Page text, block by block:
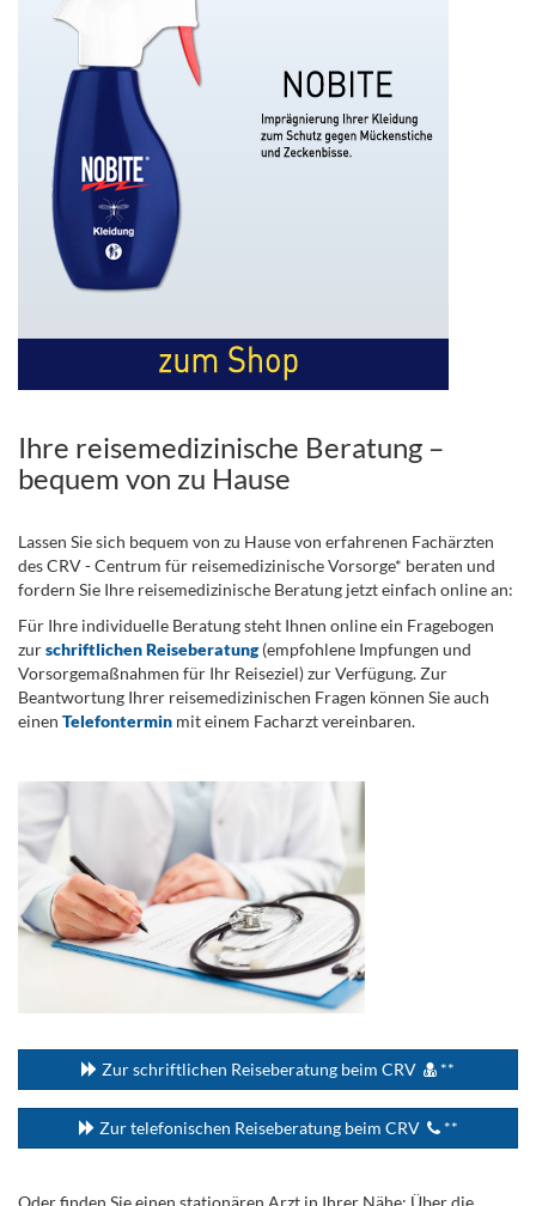
Ihre reisemedizinische Beratung –
bequem von zu Hause
Lassen Sie sich bequem von zu Hause von erfahrenen Fachärzten
des CRV - Centrum für reisemedizinische Vorsorge* beraten und
fordern Sie Ihre reisemedizinische Beratung jetzt einfach online an:
Für Ihre individuelle Beratung steht Ihnen online ein Fragebogen
zurschriftlichen Reiseberatung(empfohlene Impfungen und
Vorsorgemaßnahmen für Ihr Reiseziel) zur Verfügung. Zur
Beantwortung Ihrer reisemedizinischen Fragen können Sie auch
einen Telefontermin mit einem Facharzt vereinbaren.
Zur schriftlichen Reiseberatung beim CRV **
Zur telefonischen Reiseberatung beim CRV **
Oder finden Sie einen stationären Arzt in Ihrer Nähe: Über die